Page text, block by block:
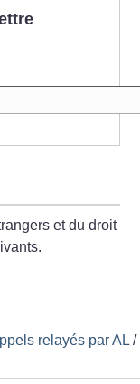
et du droit
relayés par AL /